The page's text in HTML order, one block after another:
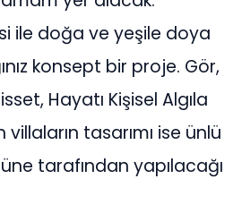
ile doğa ve yeşile doya
konsept bir proje. Gör,
Hayatı Kişisel Algıla
villaların tasarımı ise ünlü
tarafından yapılacağı